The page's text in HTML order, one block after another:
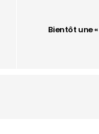
Bientôt une